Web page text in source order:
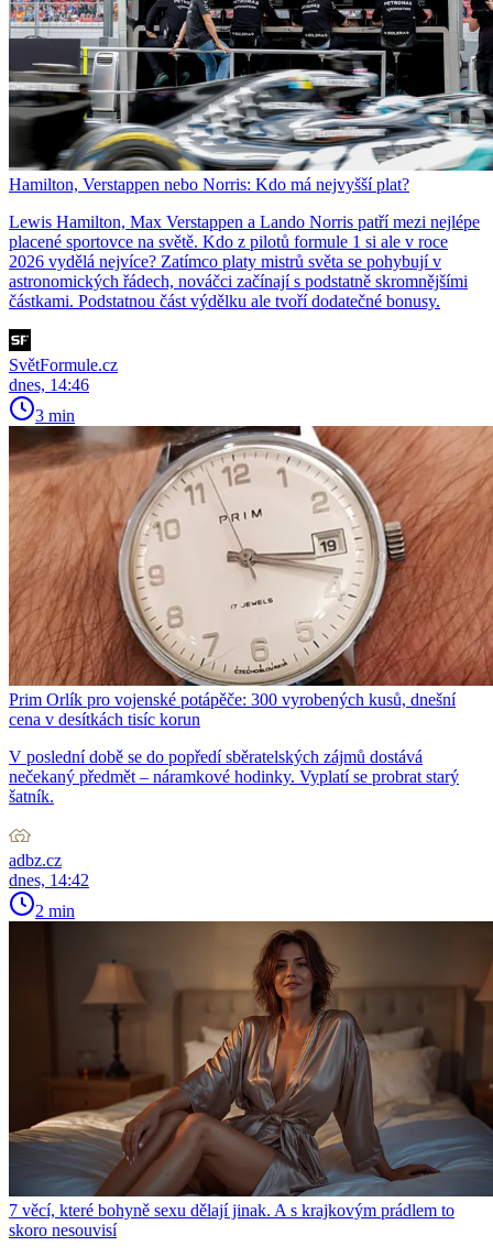
Hamilton, Verstappen nebo Norris: Kdo má nejvyšší plat?
Lewis Hamilton, Max Verstappen a Lando Norris patří mezi nejlépe
placené sportovce na světě. Kdo z pilotů formule 1 si ale v roce
2026 vydělá nejvíce? Zatímco platy mistrů světa se pohybují v
astronomických řádech, nováčci začínají s podstatně skromnějšími
částkami. Podstatnou část výdělku ale tvoří dodatečné bonusy.
SvětFormule.cz
dnes, 14:46
3 min
Prim Orlík pro vojenské potápěče: 300 vyrobených kusů, dnešní
cena v desítkách tisíc korun
V poslední době se do popředí sběratelských zájmů dostává
nečekaný předmět – náramkové hodinky. Vyplatí se probrat starý
šatník.
adbz.cz
dnes, 14:42
2 min
7 věcí, které bohyně sexu dělají jinak. A s krajkovým prádlem to
skoro nesouvisí